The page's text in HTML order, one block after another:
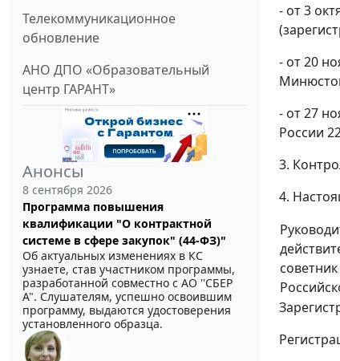
Телекоммуникационное
обновление
АНО ДПО «Образовательный
центр ГАРАНТ»
Анонсы
8 сентября 2026
Программа повышения
квалификации "О контрактной
системе в сфере закупок" (44-ФЗ)"
Об актуальных изменениях в КС
узнаете, став участником программы,
разработанной совместно с АО ''СБЕР
А". Слушателям, успешно освоившим
программу, выдаются удостоверения
установленного образца.
- от 3
- от 20
- от 27
России
3.
4.